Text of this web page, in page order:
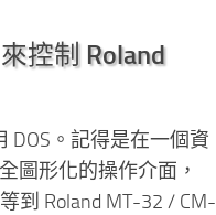
控制 Roland
DOS。記得是在一個資
圖形化的操作介面，
到 Roland MT-32 / CM-